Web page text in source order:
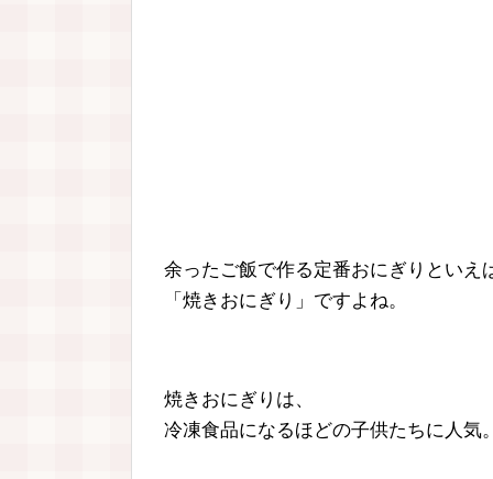
余ったご飯で作る定番おにぎりといえ
「焼きおにぎり」ですよね。
焼きおにぎりは、
冷凍食品になるほどの子供たちに人気